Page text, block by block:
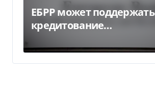
ЕБРР может поддержать
кредитование
300 млн евро — Delo.ua